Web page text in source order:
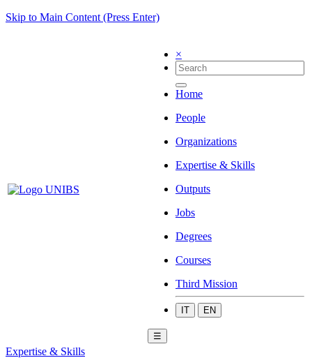
Skip to Main Content (Press Enter)
×
Home
People
Organizations
Expertise & Skills
Outputs
Jobs
Degrees
Courses
Third Mission
IT EN
☰
Expertise & Skills